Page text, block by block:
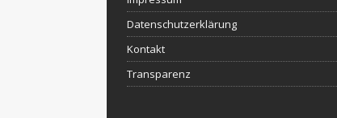
Datenschutzerklärung
Kontakt
Transparenz